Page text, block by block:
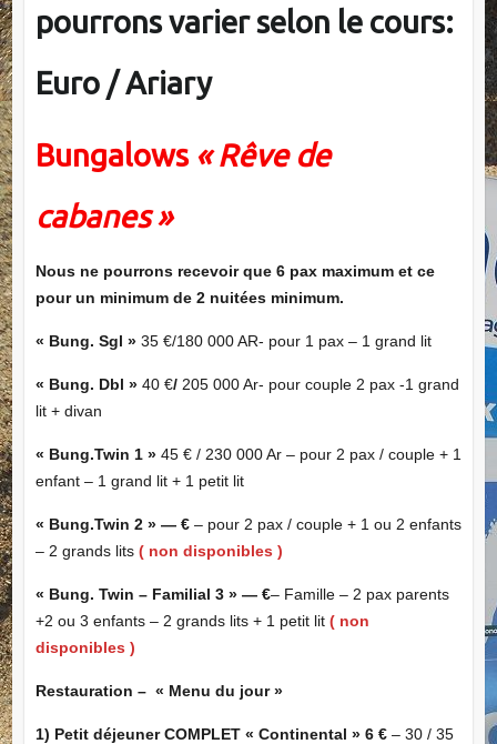
pourrons varier selon le cours:
Euro / Ariary
Bungalows « Rêve de
cabanes»
Nous ne pourrons recevoir que 6 pax maximum et ce
pour un minimum de 2 nuitées minimum.
« Bung. Sgl » 35 €/180 000 AR- pour 1 pax – 1 grand lit
« Bung. Dbl »40 €/ 205 000 Ar- pour couple 2 pax -1 grand
lit + divan
« Bung.Twin 1 »45 € / 230 000 Ar – pour 2 pax / couple + 1
enfant – 1 grand lit + 1 petit lit
« Bung.Twin 2 » — €– pour 2 pax / couple + 1 ou 2 enfants
– 2 grands lits ( non disponibles )
« Bung. Twin – Familial 3 » — €– Famille – 2 pax parents
+2 ou 3 enfants – 2 grands lits + 1 petit lit ( non
disponibles )
Restauration – « Menu du jour »
1) Petit déjeuner COMPLET « Continental » 6 € – 30 / 35